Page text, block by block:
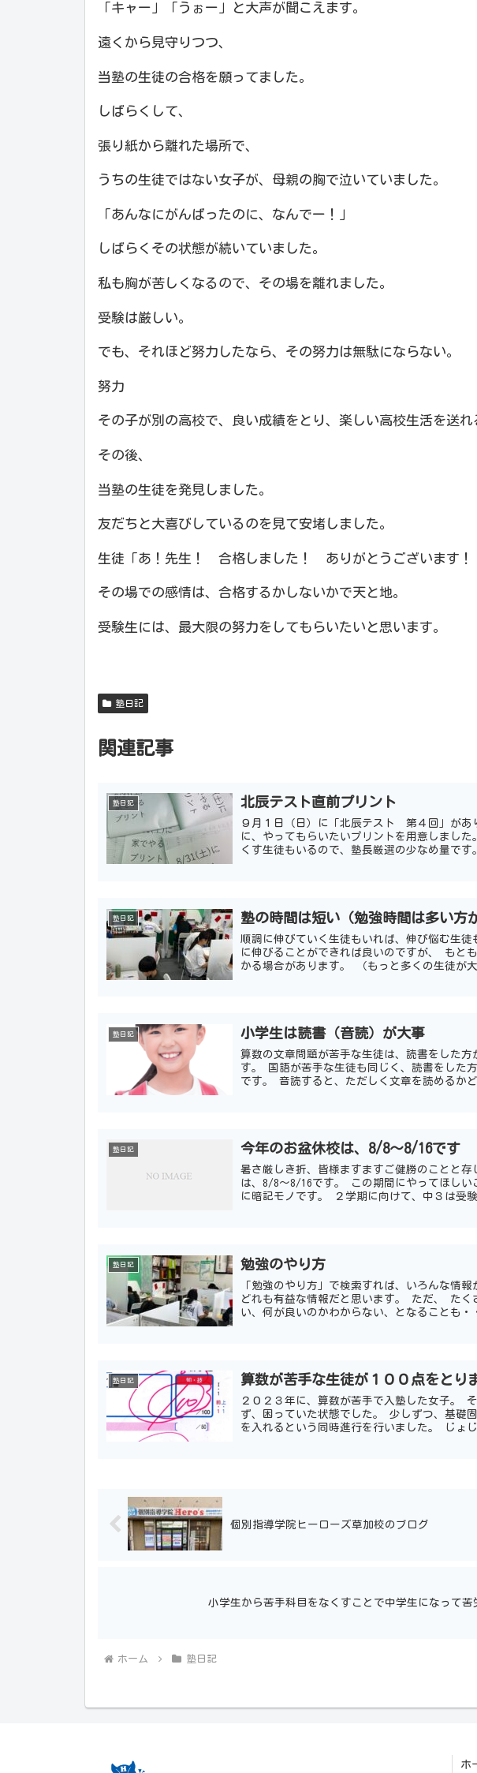
「キャー」「うぉー」と大声が聞こえます。
遠くから見守りつつ、
当塾の生徒の合格を願ってました。
しばらくして、
張り紙から離れた場所で、
うちの生徒ではない女子が、母親の胸で泣いていました。
「あんなにがんばったのに、なんでー！」
しばらくその状態が続いていました。
私も胸が苦しくなるので、その場を離れました。
受験は厳しい。
でも、それほど努力したなら、その努力は無駄にならない。
努力
その子が別の高校で、良い成績をとり、楽しい高校生活を送れ
その後、
当塾の生徒を発見しました。
友だちと大喜びしているのを見て安堵しました。
生徒「あ！先生！ 合格しました！ ありがとうございます！
その場での感情は、合格するかしないかで天と地。
受験生には、最大限の努力をしてもらいたいと思います。
塾日記
関連記事
塾日記 北辰テスト直前プリント
９月１日（日）に「北辰テスト 第４回」があ
に、やってもらいたいプリントを用意しまし
くす生徒もいるので、塾長厳選の少なめ量で
塾日記 塾の時間は短い（勉強時間は多い方
順調に伸びていく生徒もいれば、伸び悩む生
に伸びることができれば良いのですが、 もと
かる場合があります。 （もっと多くの生徒が
塾日記 小学生は読書（音読）が大事
算数の文章問題が苦手な生徒は、読書をした
す。 国語が苦手な生徒も同じく、読書をした
です。 音読すると、ただしく文章を読めるか
塾日記 今年のお盆休校は、8/8～8/16です
暑さ厳しき折、皆様ますますご健勝のことと
は、8/8～8/16です。 この期間にやってほしい
に暗記モノです。 ２学期に向けて、中３は受
塾日記 勉強のやり方
「勉強のやり方」で検索すれば、いろんな情
どれも有益な情報だと思います。 ただ、 たく
い、何が良いのかわからない、となることも
塾日記 算数が苦手な生徒が１００点をとり
２０２３年に、算数が苦手で入塾した女子。
ず、困っていた状態でした。 少しずつ、基礎
を入れるという同時進行を行いました。 じょ
個別指導学院ヒーローズ草加校のブログ
小学生から苦手科目をなくすことで中学生になって苦
ホーム 塾日記
ホ